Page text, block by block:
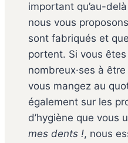
important qu’au-
nous vous
sont fabriqués et
portent. Si vous
nombreux·ses à
vous mangez au
également sur les
d’hygiène que vous
mes dents !, nous